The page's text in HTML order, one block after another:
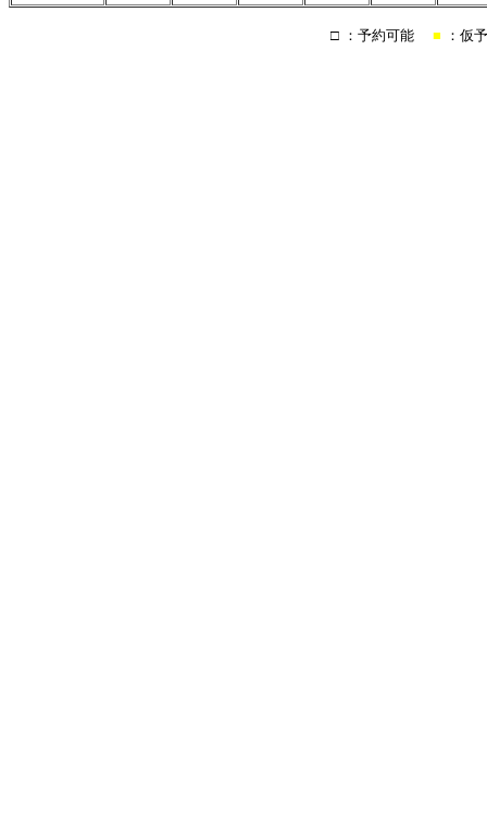
□ ：予約可能 ■ ：仮